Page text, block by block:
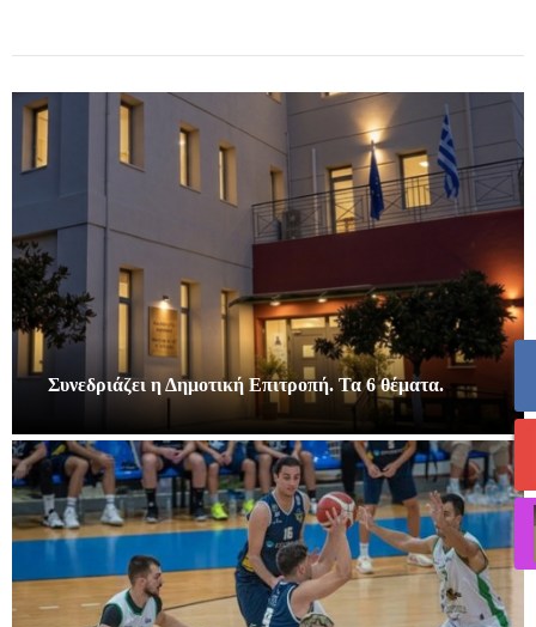
Συνεδριάζει η Δημοτική Επιτροπή. Τα 6 θέματα.